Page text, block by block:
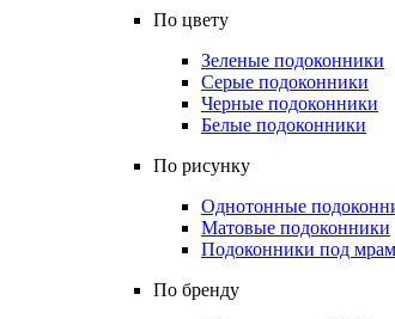
По цвету
Зеленые подоконники
Серые подоконники
Черные подоконники
Белые подоконники
По рисунку
Однотонные
Матовые подоконники
Подоконники под
По бренду